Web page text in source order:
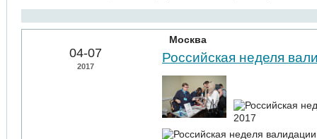
04-07
2017
Москва
Российская неделя